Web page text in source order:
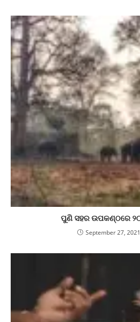
ପୁଣି ସହର ଉପକଣ୍ଠରେ ୨୦
September 27, 2021